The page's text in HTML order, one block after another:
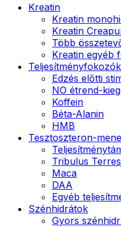
Kreatin
Kreatin
Kreatin
Több
Kreatin egyéb
Teljesítményfokozók
Edzés előtti
NO étrend-
Koffein
Béta-Alanin
HMB
Tesztoszteron-
Tribulus
Maca
DAA
Egyéb
Szénhidrátok
Gyors